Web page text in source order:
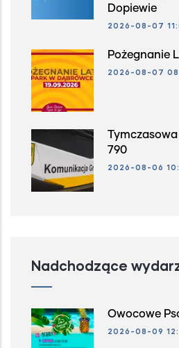
Dopiewie
2026-08-07
Pożegnanie
2026-08-07
790
2026-08-06
Nadchodzące
Owocowe
2026-08-09